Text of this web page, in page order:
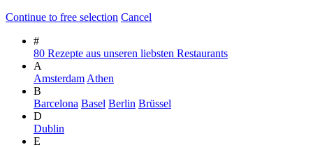
Continue to free selection Cancel
#
80 Rezepte aus unseren liebsten Restaurants
A
Amsterdam Athen
B
Barcelona Basel Berlin Brüssel
D
Dublin
E